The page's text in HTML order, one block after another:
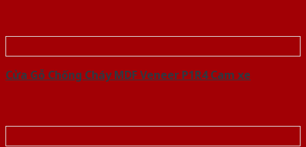
Cửa Gỗ Chống Cháy MDF Veneer P1R4 Cam xe